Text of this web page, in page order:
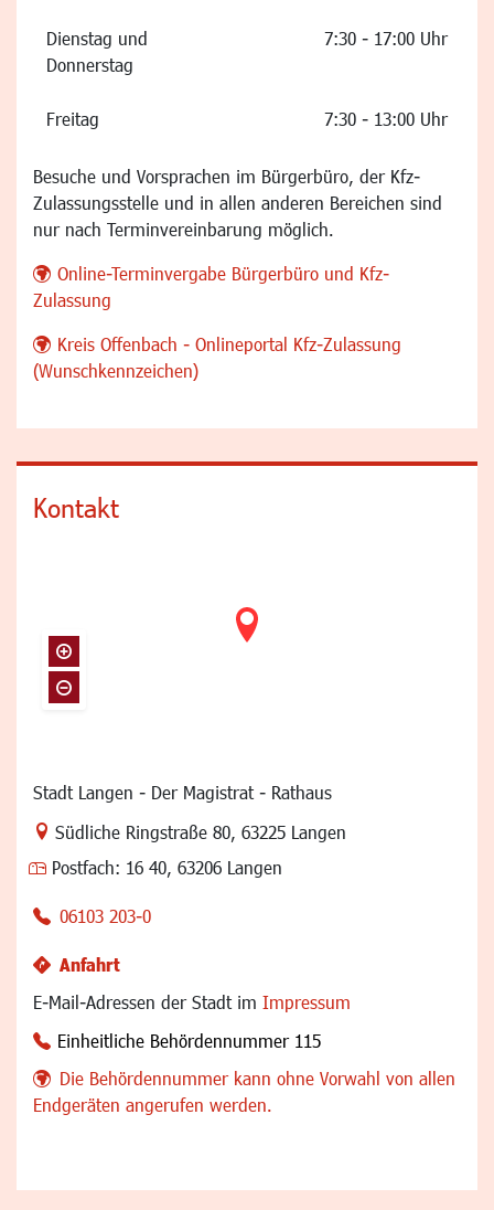
Dienstag und
Donnerstag
7:30 - 17:00 Uhr
Freitag 7:30 - 13:00 Uhr
Besuche und Vorsprachen im Bürgerbüro, der Kfz-
Zulassungsstelle und in allen anderen Bereichen sind
nur nach Terminvereinbarung möglich.
Online-Terminvergabe Bürgerbüro und Kfz-
Zulassung
Kreis Offenbach - Onlineportal Kfz-Zulassung
(Wunschkennzeichen)
Kontakt
Stadt Langen - Der Magistrat - Rathaus
Link zur Google-Maps Navigation
Südliche Ringstraße 80, 63225 Langen
Postfach: 16 40, 63206 Langen
06103 203-0
Anfahrt
E-Mail-Adressen der Stadt im Impressum
Einheitliche Behördennummer 115
Die Behördennummer kann ohne Vorwahl von allen
Endgeräten angerufen werden.